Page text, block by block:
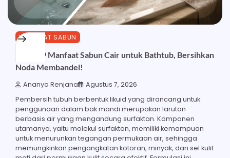
MANFAAT SABUN
Inilah 29 Manfaat Sabun Cair untuk Bathtub, Bersihkan
Noda Membandel!
Ananya Renjana Agustus 7, 2026
Pembersih tubuh berbentuk likuid yang dirancang untuk
penggunaan dalam bak mandi merupakan larutan
berbasis air yang mengandung surfaktan. Komponen
utamanya, yaitu molekul surfaktan, memiliki kemampuan
untuk menurunkan tegangan permukaan air, sehingga
memungkinkan pengangkatan kotoran, minyak, dan sel kulit